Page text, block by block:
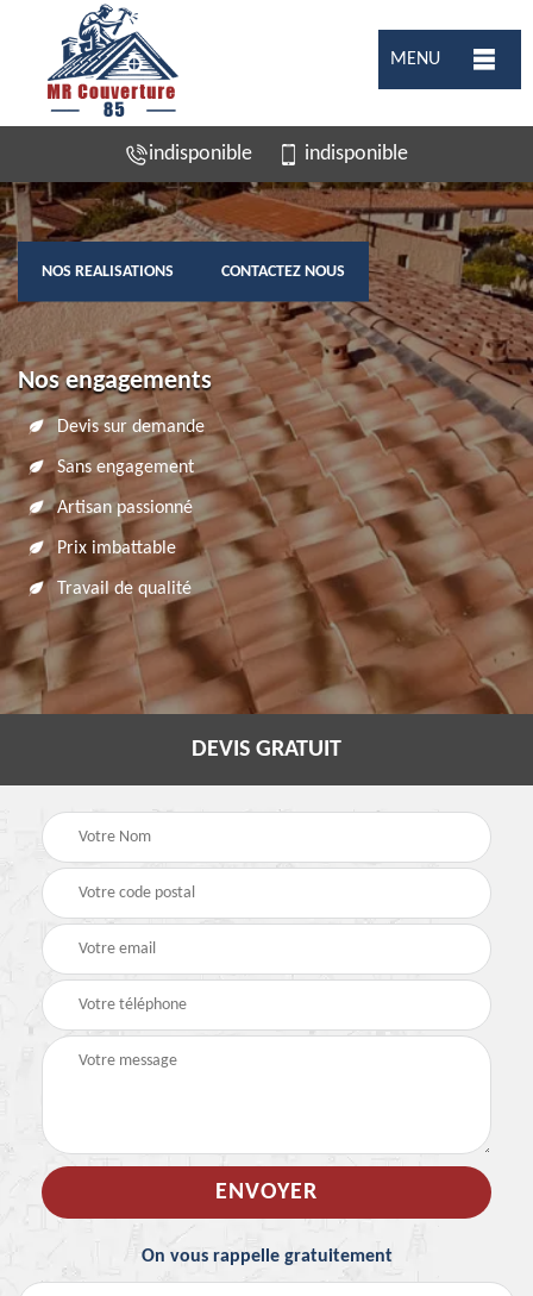
MENU
indisponible indisponible
NOS REALISATIONS CONTACTEZ NOUS
Nos engagements
Devis sur demande
Sans engagement
Artisan passionné
Prix imbattable
Travail de qualité
DEVIS GRATUIT
On vous rappelle gratuitement